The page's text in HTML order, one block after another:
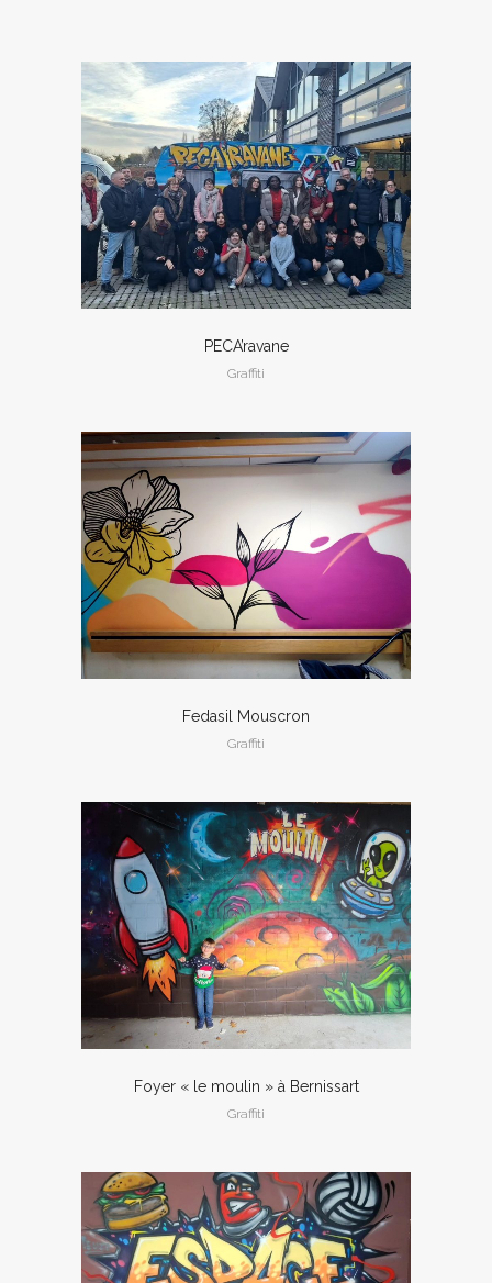
PECA’ravane
Graffiti
Fedasil Mouscron
Graffiti
Foyer « le moulin » à Bernissart
Graffiti